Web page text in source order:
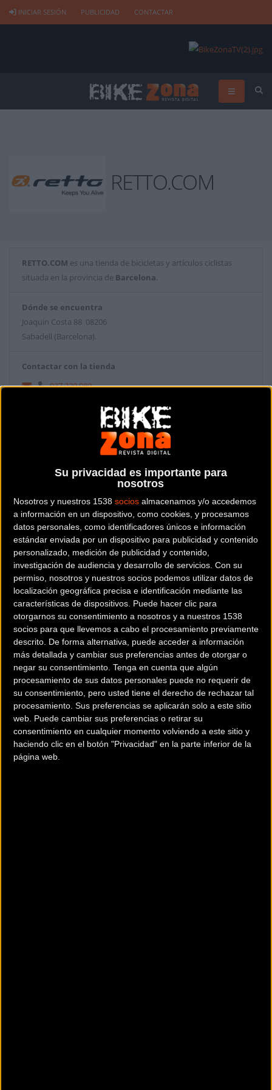
Su privacidad es importante para
nosotros
Nosotros y nuestros 1538 socios almacenamos y/o accedemos
a información en un dispositivo, como cookies, y procesamos
datos personales, como identificadores únicos e información
estándar enviada por un dispositivo para publicidad y contenido
personalizado, medición de publicidad y contenido,
investigación de audiencia y desarrollo de servicios. Con su
permiso, nosotros y nuestros socios podemos utilizar datos de
localización geográfica precisa e identificación mediante las
características de dispositivos. Puede hacer clic para
otorgarnos su consentimiento a nosotros y a nuestros 1538
socios para que llevemos a cabo el procesamiento previamente
descrito. De forma alternativa, puede acceder a información
más detallada y cambiar sus preferencias antes de otorgar o
negar su consentimiento. Tenga en cuenta que algún
procesamiento de sus datos personales puede no requerir de
su consentimiento, pero usted tiene el derecho de rechazar tal
procesamiento. Sus preferencias se aplicarán solo a este sitio
web. Puede cambiar sus preferencias o retirar su
consentimiento en cualquier momento volviendo a este sitio y
haciendo clic en el botón "Privacidad" en la parte inferior de la
página web.
INICIAR SESIÓN PUBLICIDAD CONTACTAR
RETTO.COM
RETTO.COM es una tienda de bicicletas y artículos ciclistas
situada en la provincia de Barcelona.
Dónde se encuentra
Joaquin Costa 88 08206
Sabadell (Barcelona).
Contactar con la tienda
937 220 989
Web y RRSS de la tienda
Terms of use © 1987–2026 HERE
¿Eres el propietario de esta tienda? Descubre cómo hacerte tienda
Premium para llegar a más clientes.
Comercios Bz Premium
ESCAPA BARCELONA NORD